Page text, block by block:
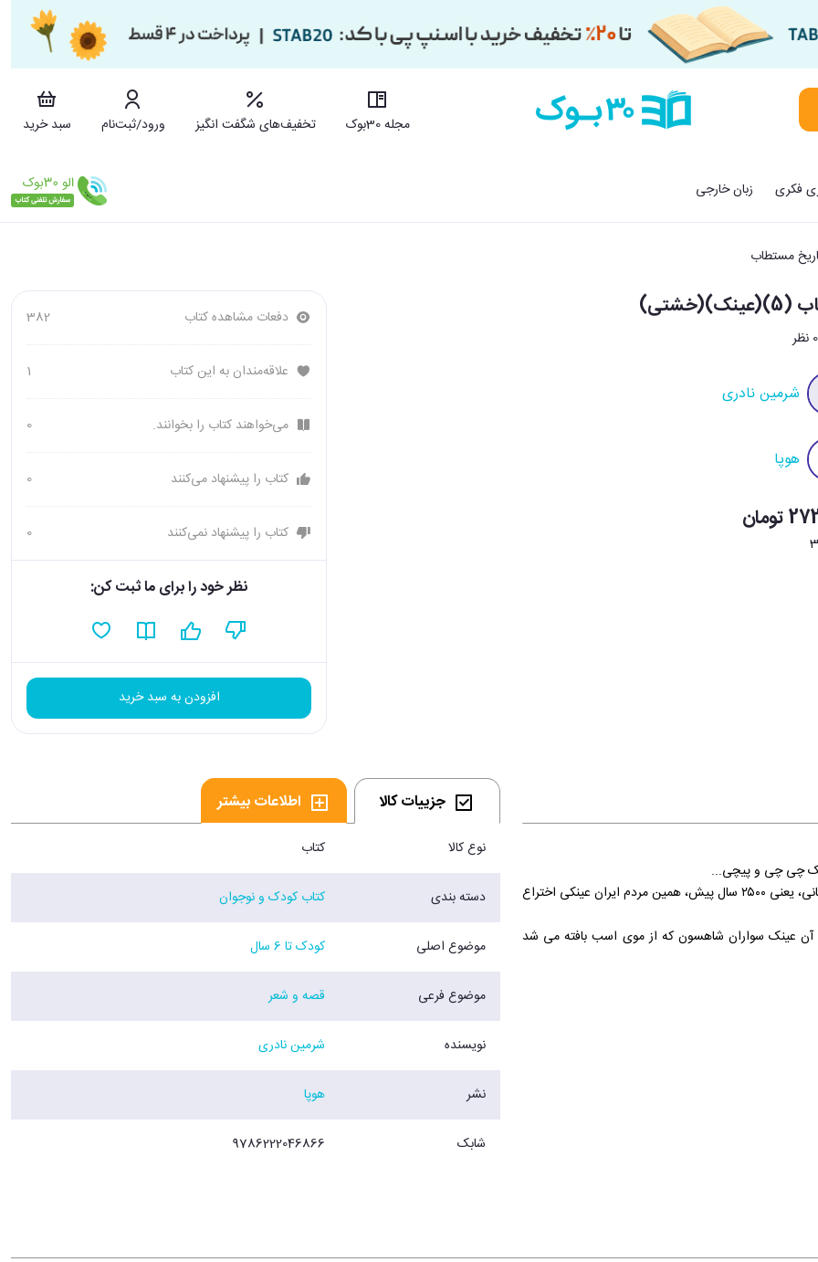
مجله 30بوک تخفیف‌های شگفت انگیز ورود/ثبت‌نام
سبد خرید
فکری زبان خارجی
مستطاب
0 نظر
شرمین نادری
هوپا
دفعات مشاهده کتاب 382
علاقه‌مندان به این کتاب 1
می‌خواهند کتاب را بخوانند. 0
کتاب را پیشنهاد می‌کنند 0
کتاب را پیشنهاد نمی‌کنند 0
نظر خود را برای ما ثبت کن:
افزودن به سبد خرید
چی چی و پیچی...
نه، این آخری واقعاً اسم عینک نیست، اما خبر داشتی که در روزگار پادشاهان ساسانی، یعنی ۲۵۰۰ سال پیش، همین مردم ایران عینکی اختراع
عینک سواران شاهسون که از موی اسب بافته می شد
را توی عکس ها ندیده ای یا همین عینک گرد صادق
جزییات کالا اطلاعات بیشتر
نوع کالا کتاب
دسته بندی کتاب کودک و نوجوان
موضوع اصلی کودک تا 6 سال
موضوع فرعی قصه و شعر
نویسنده شرمین نادری
نشر هوپا
شابک 9786222046866